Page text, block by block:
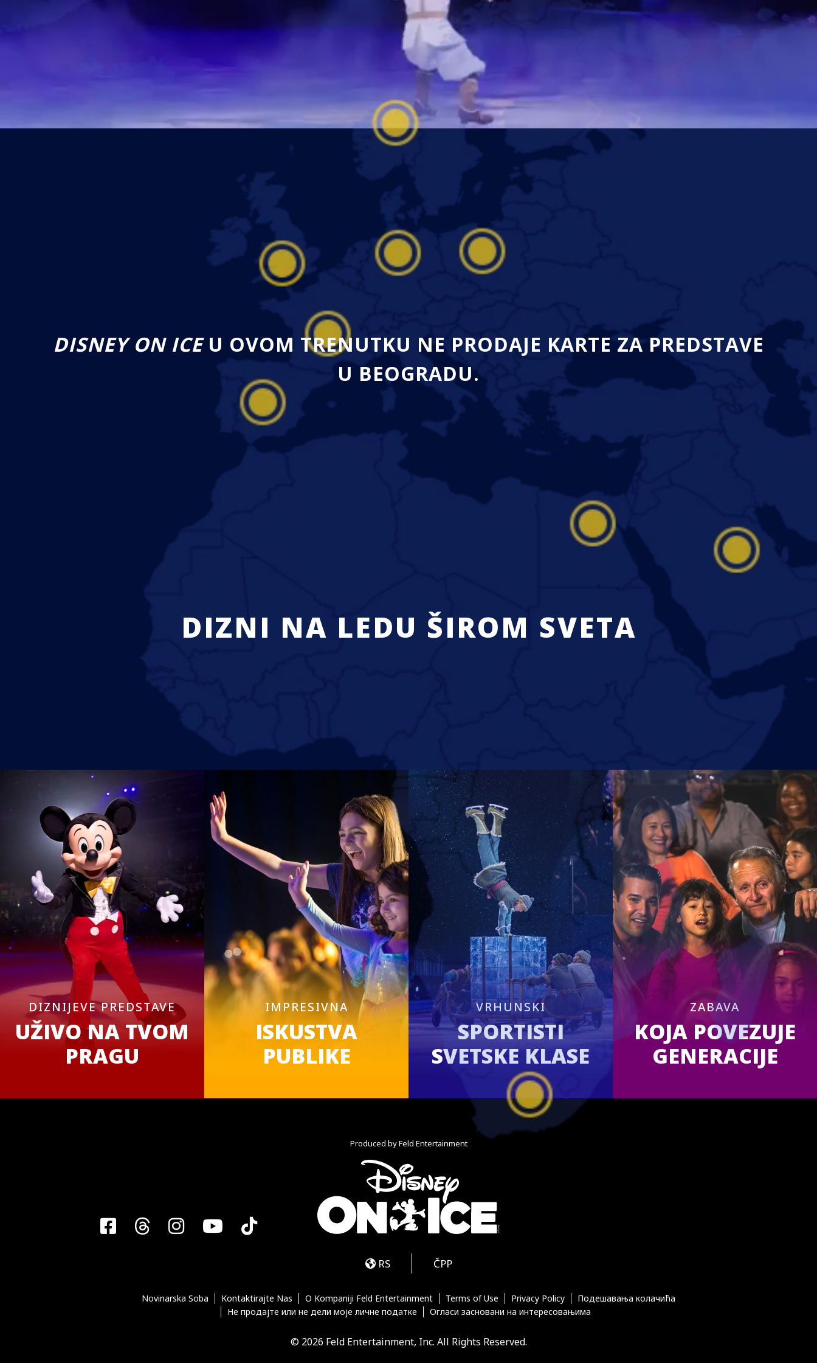
DISNEY ON ICEU OVOM TRENUTKU NE PRODAJE KARTE ZA PREDSTAVE
U BEOGRADU.
DIZNI NA LEDU ŠIROM SVETA
DIZNIJEVE PREDSTAVE
UŽIVO NA TVOM
PRAGU
IMPRESIVNA
ISKUSTVA
PUBLIKE
VRHUNSKI
SPORTISTI
SVETSKE KLASE
ZABAVA
KOJA POVEZUJE
GENERACIJE
Facebook
ThreadsInstagramYouTube
Tiktok
Produced by Feld Entertainment
RS ČPP
Novinarska Soba Kontaktirajte Nas O Kompaniji Feld Entertainment Terms of Use Privacy Policy
Подешавања колачића
Не продајте или не дели моје личне податке
Огласи засновани на интересовањима
© 2026 Feld Entertainment, Inc. All Rights Reserved.